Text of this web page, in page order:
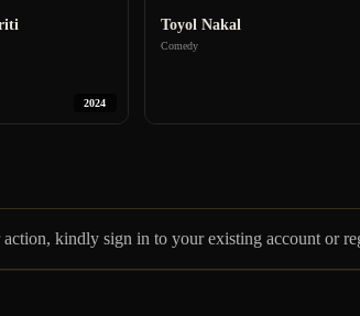
2024
Toyol Nakal
Comedy
kindly sign in to your existing account or